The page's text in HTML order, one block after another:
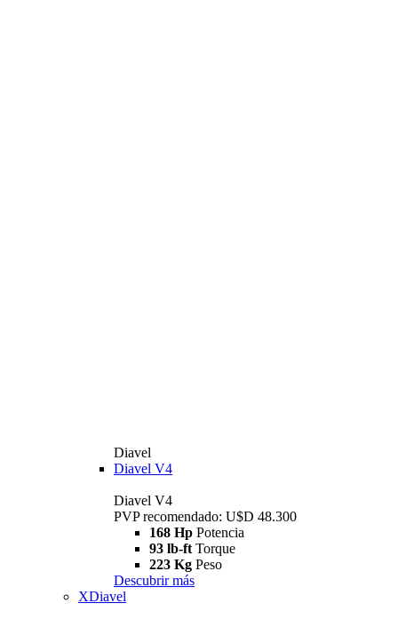
Diavel
Diavel V4
Diavel V4
PVP recomendado: U$D 48.300
168 Hp Potencia
93 lb-ft Torque
223 Kg Peso
Descubrir más
XDiavel